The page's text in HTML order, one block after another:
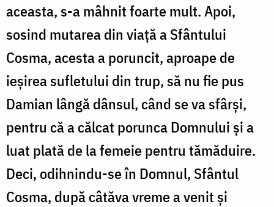
aceasta, s-a mâhnit foarte mult. Apoi,
sosind mutarea din viață a Sfântului
Cosma, acesta a poruncit, aproape de
ieșirea sufletului din trup, să nu fie pus
Damian lângă dânsul, când se va sfârși,
pentru că a călcat porunca Domnului și a
luat plată de la femeie pentru tămăduire.
Deci, odihnindu-se în Domnul, Sfântul
Cosma, după câtăva vreme a venit și